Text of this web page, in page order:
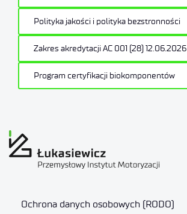
Polityka jakości i polityka bezstronności
Zakres akredytacji AC 001 (28) 12.06.2026
Program certyfikacji biokomponentów
Ochrona danych osobowych (RODO)